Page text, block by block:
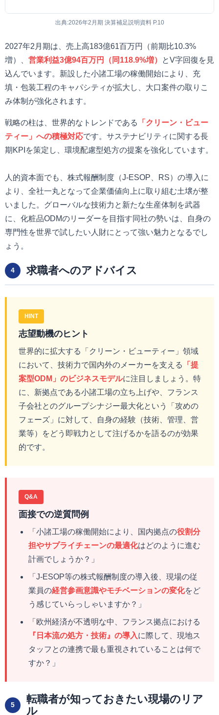
出典:2026年2月期 決算補足説明資料 P.10
2027年2月期は、売上高183億61百万円（前期比10.3%
増）、 営業利益3億94百万円（同118.9%増）
とV字回復を見
込んでいます。新設した小諸工場の稼働開始により、充
填・包装工程のキャパシティが拡大し、大口案件の取りこ
み体制が強化されます。
戦略の柱は、世界的なトレンドである
「クリーン・ビュー
ティー」への積極対応です。サステナビリティに関する長
期KPIを策定し、環境配慮型処方の提案を強化しています。
人的資本面でも、株式報酬制度（J-ESOP、RS）の導入に
より、全社一丸となって企業価値向上に取り組む土壌が整
いました。グローバルな技術力と新たな生産体制を武器
に、化粧品ODMのリーダーを目指す同社の勢いは、自身の
専門性を世界で試したい人財にとって強い魅力となるでし
ょう。
4 求職者へのアドバイス
HINT
志望動機のヒント
世界的に拡大する「クリーン・ビューティー」領域
において、技術力で国内外のメーカーを支える
「提
案型ODM」のビジネスモデルに注目しましょう。特
に、新拠点である小諸工場の立ち上げや、フランス
子会社とのグループシナジー最大化という「攻めの
フェーズ」に対して、自身の経験（技術、管理、営
業等）をどう即戦力として注げるかを語るのが効果
的です。
Q&A
面接での逆質問例
「小諸工場の稼働開始により、国内拠点の役割分
担やサプライチェーンの最適化はどのように進む
計画でしょうか？」
「J-ESOP等の株式報酬制度の導入後、現場の従
業員の経営参画意識やモチベーションの変化をど
う感じていらっしゃいますか？」
「欧州経済が不透明な中、フランス拠点における
『日本流の処方・技術』の導入に際して、現地ス
タッフとの連携で最も重視されていることは何で
すか？」
5
転職者が知っておきたい現場のリア
ル